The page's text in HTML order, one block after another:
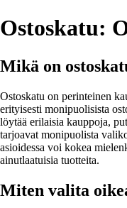
Ostoskatu:
Mikä on
Ostoskatu on perinteinen
erityisesti monipuolisista
löytää erilaisia ​​kauppoja,
tarjoavat monipuolista
asioidessa voi kokea
ainutlaatuisia tuotteita.
Miten valita